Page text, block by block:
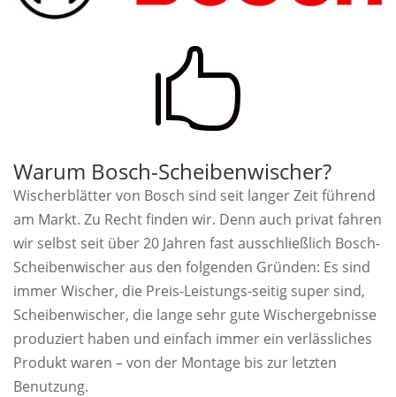

Warum Bosch-Scheibenwischer?
Wischerblätter von Bosch sind seit langer Zeit führend
am Markt. Zu Recht finden wir. Denn auch privat fahren
wir selbst seit über 20 Jahren fast ausschließlich Bosch-
Scheibenwischer aus den folgenden Gründen: Es sind
immer Wischer, die Preis-Leistungs-seitig super sind,
Scheibenwischer, die lange sehr gute Wischergebnisse
produziert haben und einfach immer ein verlässliches
Produkt waren – von der Montage bis zur letzten
Benutzung.